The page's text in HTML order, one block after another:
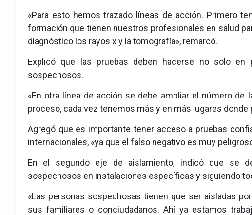
«Para esto hemos trazado líneas de acción. Primero
formación que tienen nuestros profesionales en salud
diagnóstico los rayos x y la tomografía», remarcó.
Explicó que las pruebas deben hacerse no solo en
sospechosos.
«En otra línea de acción se debe ampliar el número
proceso, cada vez tenemos más y en más lugares
Agregó que es importante tener acceso a pruebas
internacionales, «ya que el falso negativo es muy
En el segundo eje de aislamiento, indicó que se
sospechosos en instalaciones específicas y siguiendo
«Las personas sospechosas tienen que ser aisladas
sus familiares o conciudadanos. Ahí ya estamos